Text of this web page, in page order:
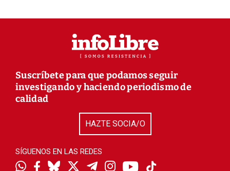
Suscríbete para que podamos seguir
investigando y haciendo periodismo de
calidad
HAZTE SOCIA/O
SÍGUENOS EN LAS REDES